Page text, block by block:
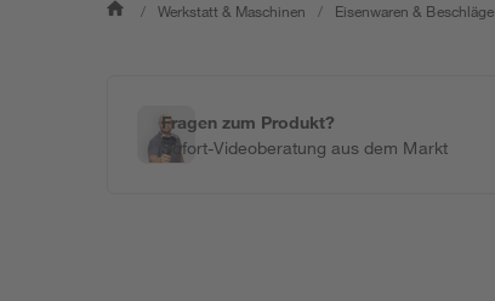
/ Werkstatt & Maschinen / Eisenwaren & Beschläge
Fragen zum Produkt?
Sofort-Videoberatung aus dem Markt